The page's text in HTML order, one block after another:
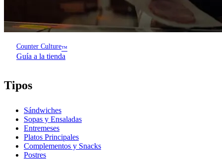
Counter Culture™
Guía a la tienda
Tipos
Sándwiches
Sopas y Ensaladas
Entremeses
Platos Principales
Complementos y Snacks
Postres